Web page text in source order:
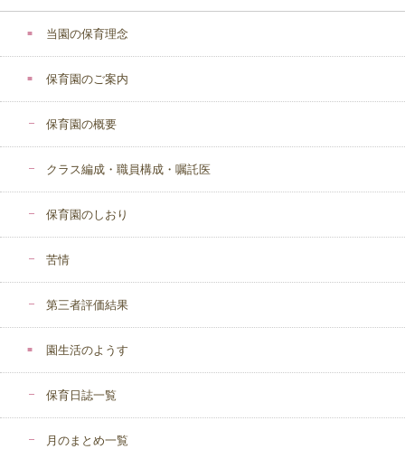
当園の保育理念
保育園のご案内
保育園の概要
クラス編成・職員構成・嘱託医
保育園のしおり
苦情
第三者評価結果
園生活のようす
保育日誌一覧
月のまとめ一覧